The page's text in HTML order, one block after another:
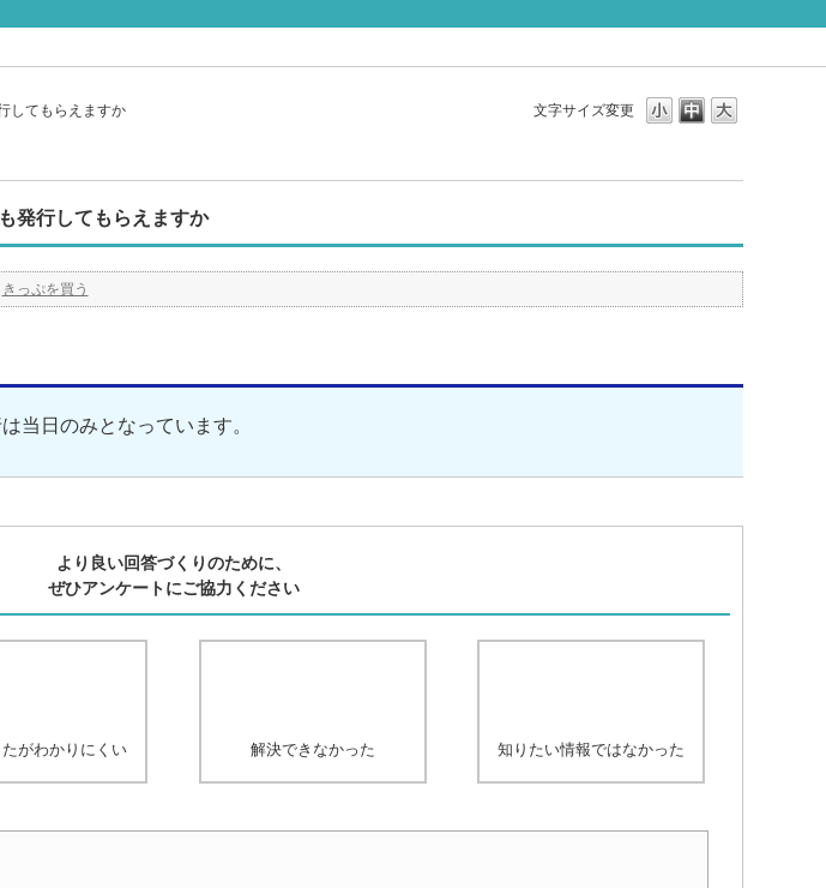
文字サイズ変更
してもらえますか
発行してもらえますか
きっぷを買う
当日のみとなっています。
より良い回答づくりのために、
ぜひアンケートにご協力ください
がわかりにくい 解決できなかった 知りたい情報ではなかった